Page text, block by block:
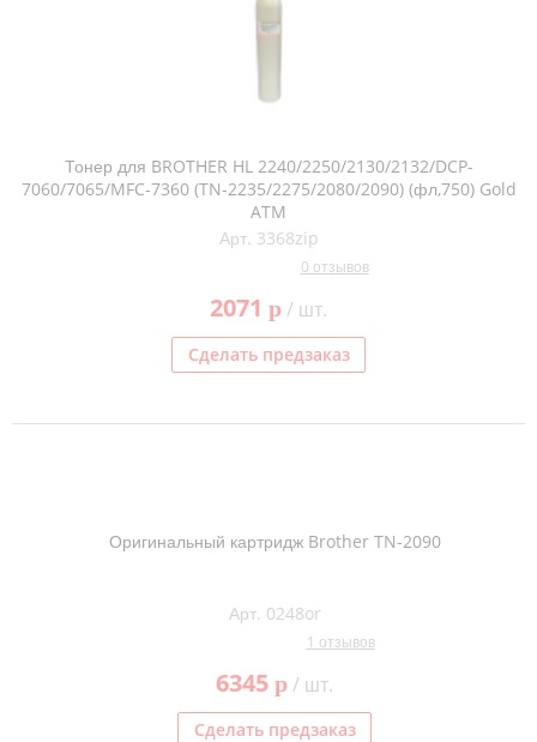
Тонер для BROTHER HL 2240/2250/2130/2132/DCP-
7060/7065/MFC-7360 (TN-2235/2275/2080/2090) (фл,750) Gold
ATM
Арт. 3368zip
0 отзывов
2071 p/ шт.
Сделать предзаказ
Оригинальный картридж Brother TN-2090
Арт. 0248or
1 отзывов
6345 p/ шт.
Сделать предзаказ